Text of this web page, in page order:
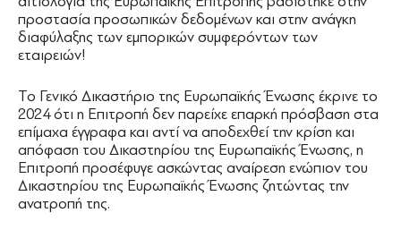
προστασία προσωπικών δεδομένων και στην ανάγκη
διαφύλαξης των εμπορικών συμφερόντων των
εταιρειών!
Το Γενικό Δικαστήριο της Ευρωπαϊκής Ένωσης έκρινε το
2024 ότι η Επιτροπή δεν παρείχε επαρκή πρόσβαση στα
επίμαχα έγγραφα και αντί να αποδεχθεί την κρίση και
απόφαση του Δικαστηρίου της Ευρωπαϊκής Ένωσης, η
Επιτροπή προσέφυγε ασκώντας αναίρεση ενώπιον του
Δικαστηρίου της Ευρωπαϊκής Ένωσης ζητώντας την
ανατροπή της.